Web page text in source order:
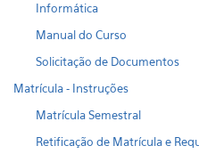
Informática
Manual do Curso
Solicitação de Documentos
Matrícula - Instruções
Matrícula Semestral
Retificação de Matrícula e